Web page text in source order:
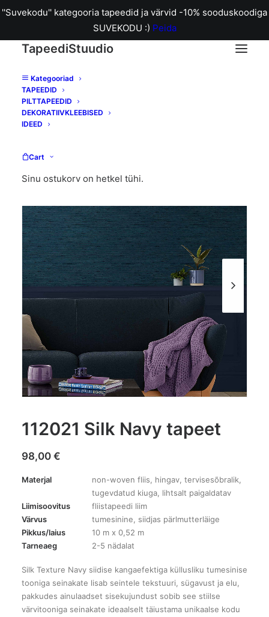
''Suvekodu'' kategooria tapeedid ja värvid -10% sooduskoodiga
SUVEKODU :) Peida
TapeediStuudio
Kategooriad
TAPEEDID
PILTTAPEEDID
DEKORATIIVKLEEBISED
IDEED
Cart
Sinu ostukorv on hetkel tühi.
Home 112021 Silk Navy tapeet
112021 Silk Navy tapeet
98,00 €
Materjal
non-woven fliis, hingav, tervisesõbralik,
tugevdatud kiuga, lihtsalt paigaldatav
Liimisoovitus
fliistapeedi liim
Värvus
tumesinine, siidjas pärlmutterläige
Pikkus/laius
10 m x 0,52 m
Tarneaeg
2-5 nädalat
Silk Texture Navy siidise kangaefektiga küllusliku tumesinise
tooniga seinakate lisab seintele tekstuuri, sügavust ja elu,
pakkudes ainulaadset sisekujundust sobib see stiilse
värvitooniga seinakate ideaalselt täiustama unikaalse kodu